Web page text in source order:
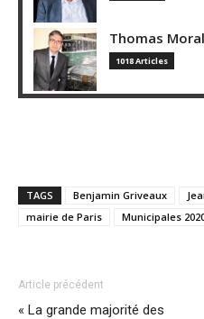
Thomas
1018 Articles
TAGS Benjamin Griveaux
mairie de Paris
Municipales
Article précédent
« La grande majorité des